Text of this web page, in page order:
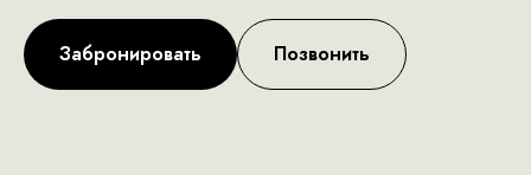
Забронировать Позвонить